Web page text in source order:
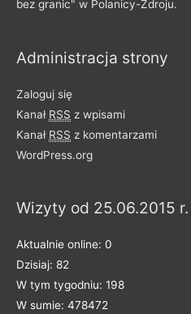
e
k
e
g
bez granic" w Polanicy-Zdroju.
Administracja strony
Zaloguj się
Kanał RSS z wpisami
Kanał RSS z komentarzami
WordPress.org
Wizyty od 25.06.2015 r.
Aktualnie online: 0
Dzisiaj: 82
W tym tygodniu: 198
W sumie: 478472